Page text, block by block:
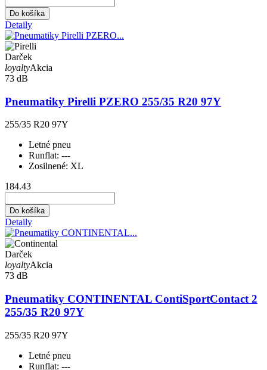
Do košíka
Detaily
Darček
loyaltyAkcia
73 dB
Pneumatiky Pirelli PZERO 255/35 R20 97Y
255/35 R20 97Y
Letné pneu
Runflat: ---
Zosilnené: XL
184.43
Do košíka
Detaily
Darček
loyaltyAkcia
73 dB
Pneumatiky CONTINENTAL ContiSportContact 2
255/35 R20 97Y
255/35 R20 97Y
Letné pneu
Runflat: ---